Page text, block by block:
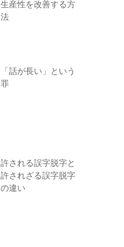
生産性を改善する方
法
「話が長い」という
罪
許される誤字脱字と
許されざる誤字脱字
の違い